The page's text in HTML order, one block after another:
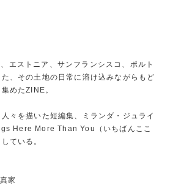
エストニア、サンフランシスコ、ポルト
、その土地の日常に溶け込みながらもど
めたZINE。
々を描いた短編集、ミランダ・ジュライ
Here More Than You（いちばんここ
ている。
家